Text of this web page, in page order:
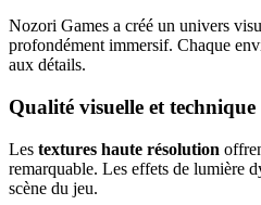
Nozori Games a créé un univers
profondément immersif. Chaque
aux détails.
Qualité visuelle et technique
Les textures haute résolution
remarquable. Les effets de lumière
scène du jeu.